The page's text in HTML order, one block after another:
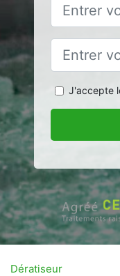
J'accepte
Dératiseur